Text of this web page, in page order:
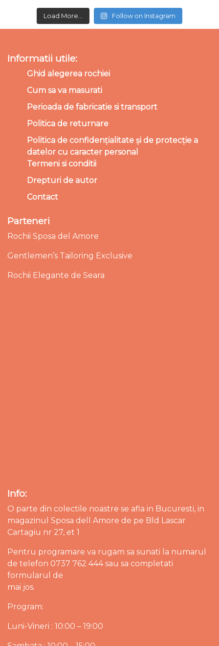
Load More... Follow on Instagram
Informatii utile:
Ghid alegerea rochiei
Cum sa va masurati
Perioada de fabricatie si transport
Politica de returnare
Politica de confidențialitate și de protecție a
datelor cu caracter personal
Termeni si conditii
Drepturi de autor
Contact
Parteneri
Rochii Sposa del Amore
Gentlemen’s Tailoring Exclusive
Rochii Elegante de Seara
Info:
O parte din colectile noastre se afla in Bucuresti, in
magazinul Sposa dell Amore de pe Bld Lascar
Cartagiu nr 27, et 1
Pentru programare va rugam sa sunati la numarul
de telefon 0737 762 444 sau sa completati
formularul de
mai jos.
Program:
Luni-Vineri : 10:00 – 19:00